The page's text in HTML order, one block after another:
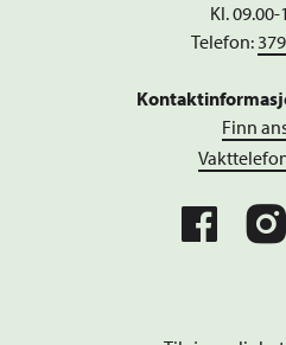
Kl. 09.00-
Telefon:
Finn